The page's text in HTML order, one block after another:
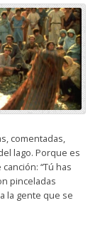
comentadas,
lago. Porque es
“Tú has
pinceladas
la gente que se